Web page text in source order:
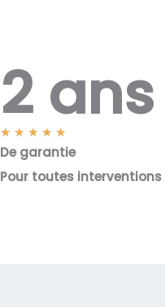
2 ans
★ ★ ★ ★ ★
o
De garantie
Pour toutes interventions